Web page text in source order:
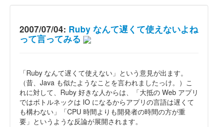
2007/07/04: Ruby なんて遅くて使えないよね
って言ってみる
「Ruby なんて遅くて使えない」という意見が出ます。
（昔、Java も似たようなことを言われましたっけ。）こ
れに対して、Ruby 好きな人からは、「大抵の Web アプリ
ではボトルネックは IO になるからアプリの言語は遅くて
も構わない」「CPU 時間よりも開発者の時間の方が重
要」というような反論が展開されます。